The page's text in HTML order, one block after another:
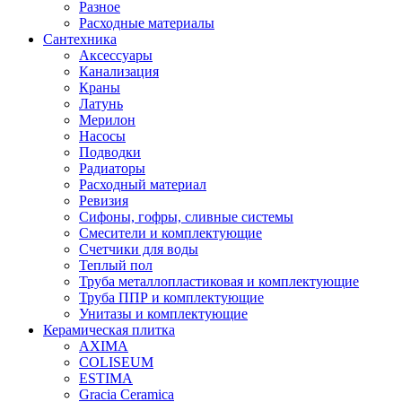
Разное
Расходные материалы
Сантехника
Аксессуары
Канализация
Краны
Латунь
Мерилон
Насосы
Подводки
Радиаторы
Расходный материал
Ревизия
Сифоны, гофры, сливные системы
Смесители и комплектующие
Счетчики для воды
Теплый пол
Труба металлопластиковая и комплектующие
Труба ППР и комплектующие
Унитазы и комплектующие
Керамическая плитка
AXIMA
COLISEUM
ESTIMA
Gracia Ceramica